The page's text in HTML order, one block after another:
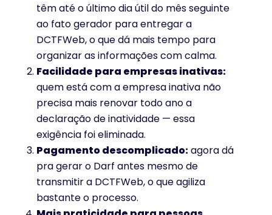
têm até o último dia útil do mês seguinte
ao fato gerador para entregar a
DCTFWeb, o que dá mais tempo para
organizar as informações com calma.
Facilidade para empresas inativas:
quem está com a empresa inativa não
precisa mais renovar todo ano a
declaração de inatividade — essa
exigência foi eliminada.
Pagamento descomplicado:agora dá
pra gerar o Darf antes mesmo de
transmitir a DCTFWeb, o que agiliza
bastante o processo.